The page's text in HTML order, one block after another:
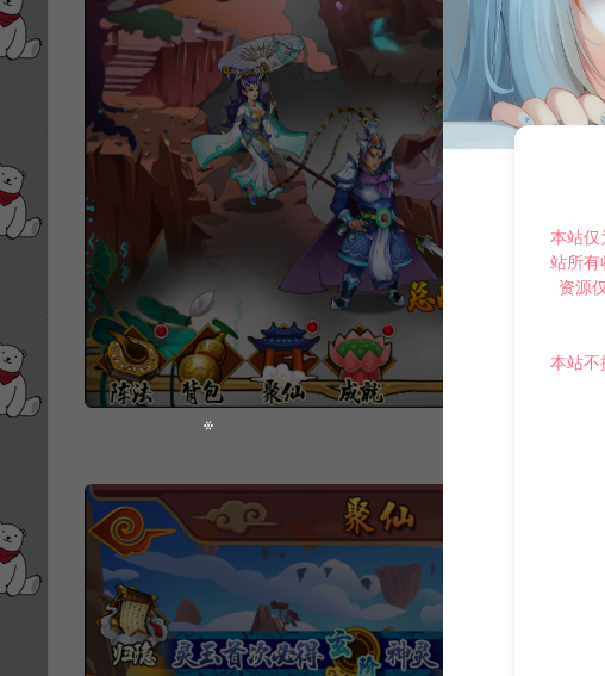
本站仅
站所有
资源
本站不